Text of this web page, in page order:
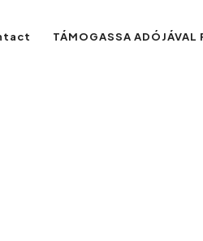
TÁMOGASSA ADÓJÁVAL